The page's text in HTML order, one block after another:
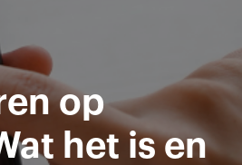
op
het is en